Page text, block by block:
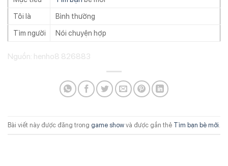
Tôi là
Bình thường
Tìm người
Nói chuyện hợp
Nguồn: henho8 826883
Bài viết này được đăng trong game show và được gắn thẻ Tìm bạn bè mới